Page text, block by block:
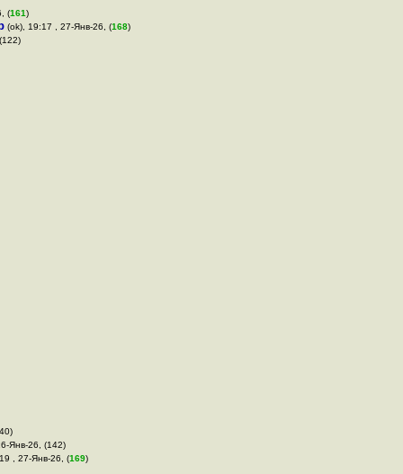
(161)
(ok), 19:17 , 27-Янв-26, (168)
Янв-26, (142)
, 27-Янв-26, (169)